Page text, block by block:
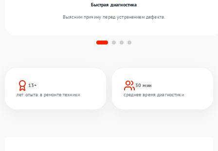
13+
лет опыта в ремонте техники
30 мин
среднее время диагностики
Быстрая диагностика
Выясним причину перед устранением дефекта.